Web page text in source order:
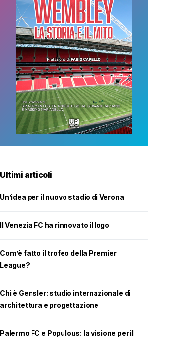
Ultimi articoli
Un’idea per il nuovo stadio di Verona
Il Venezia FC ha rinnovato il logo
Com’è fatto il trofeo della Premier
League?
Chi è Gensler: studio internazionale di
architettura e progettazione
Palermo FC e Populous: la visione per il